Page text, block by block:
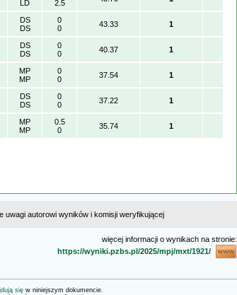
LD
2.5
DS
DS
0
0
43.33 1
DS
DS
0
0
40.37 1
MP
MP
0
0
37.54 1
DS
DS
0
0
37.22 1
MP
MP
0.5
0
35.74 1
uwagi autorowi wyników i komisji weryfikującej
więcej informacji o wynikach na stronie:
https://wyniki.pzbs.pl/2025/mpj/mxt/1921/
się w niniejszym dokumencie.